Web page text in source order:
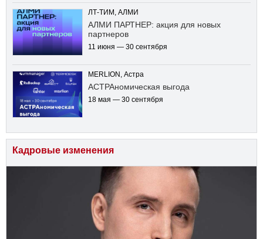
ЛТ-ТИМ, АЛМИ
АЛМИ ПАРТНЕР: акция для новых
партнеров
11 июня — 30 сентября
MERLION, Астра
АСТРАномическая выгода
18 мая — 30 сентября
Кадровые изменения